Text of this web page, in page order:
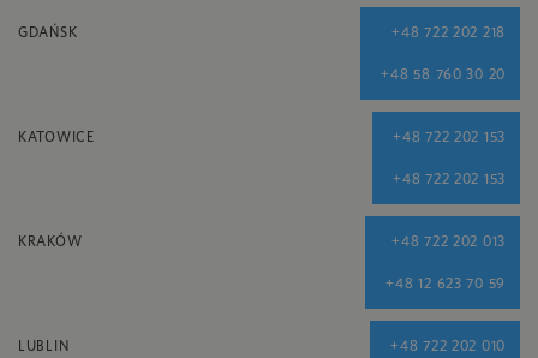
GDAŃSK +48 722 202 218
+48 58 760 30 20
KATOWICE +48 722 202 153
+48 722 202 153
KRAKÓW +48 722 202 013
+48 12 623 70 59
LUBLIN +48 722 202 010